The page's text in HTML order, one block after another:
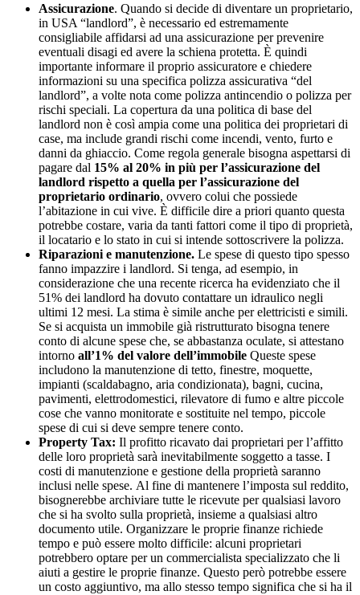
Assicurazione. Quando si decide di diventare un proprietario,
in USA “landlord”, è necessario ed estremamente
consigliabile affidarsi ad una assicurazione per prevenire
eventuali disagi ed avere la schiena protetta. È quindi
importante informare il proprio assicuratore e chiedere
informazioni su una specifica polizza assicurativa “del
landlord”, a volte nota come polizza antincendio o polizza per
rischi speciali. La copertura da una politica di base del
landlord non è così ampia come una politica dei proprietari di
case, ma include grandi rischi come incendi, vento, furto e
danni da ghiaccio. Come regola generale bisogna aspettarsi di
pagare dal 15% al 20% in più per l’assicurazione del
landlord rispetto a quella per l’assicurazione del
proprietario ordinario, ovvero colui che possiede
l’abitazione in cui vive. È difficile dire a priori quanto questa
potrebbe costare, varia da tanti fattori come il tipo di proprietà,
il locatario e lo stato in cui si intende sottoscrivere la polizza.
Riparazioni e manutenzione. Le spese di questo tipo spesso
fanno impazzire i landlord. Si tenga, ad esempio, in
considerazione che una recente ricerca ha evidenziato che il
51% dei landlord ha dovuto contattare un idraulico negli
ultimi 12 mesi. La stima è simile anche per elettricisti e simili.
Se si acquista un immobile già ristrutturato bisogna tenere
conto di alcune spese che, se abbastanza oculate, si attestano
intorno all’1% del valore dell’immobile Queste spese
includono la manutenzione di tetto, finestre, moquette,
impianti (scaldabagno, aria condizionata), bagni, cucina,
pavimenti, elettrodomestici, rilevatore di fumo e altre piccole
cose che vanno monitorate e sostituite nel tempo, piccole
spese di cui si deve sempre tenere conto.
Property Tax: Il profitto ricavato dai proprietari per l’affitto
delle loro proprietà sarà inevitabilmente soggetto a tasse. I
costi di manutenzione e gestione della proprietà saranno
inclusi nelle spese. Al fine di mantenere l’imposta sul reddito,
bisognerebbe archiviare tutte le ricevute per qualsiasi lavoro
che si ha svolto sulla proprietà, insieme a qualsiasi altro
documento utile. Organizzare le proprie finanze richiede
tempo e può essere molto difficile: alcuni proprietari
potrebbero optare per un commercialista specializzato che li
aiuti a gestire le proprie finanze. Questo però potrebbe essere
un costo aggiuntivo, ma allo stesso tempo significa che si ha il